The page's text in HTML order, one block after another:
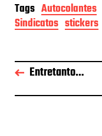
Tags Autocolantes
Sindicatos stickers
Entretanto…